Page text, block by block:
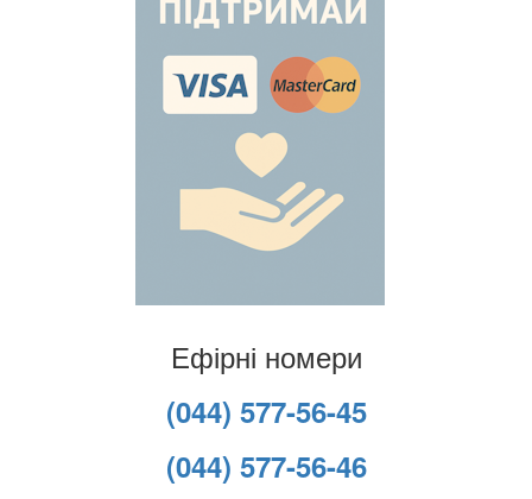
Ефірні номери
(044) 577-56-45
(044) 577-56-46